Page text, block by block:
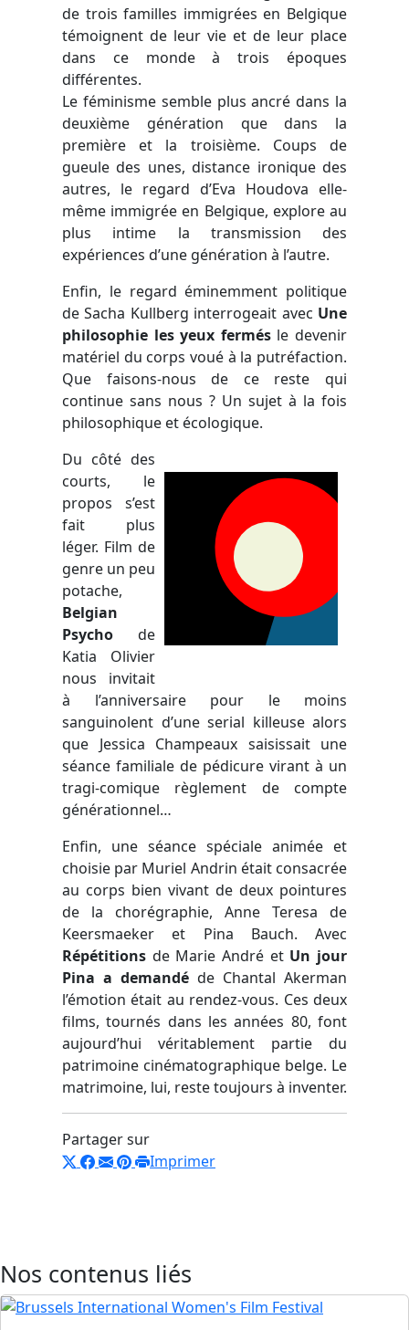
de trois familles immigrées en Belgique
témoignent de leur vie et de leur place
dans ce monde à trois époques
différentes.
Le féminisme semble plus ancré dans la
deuxième génération que dans la
première et la troisième. Coups de
gueule des unes, distance ironique des
autres, le regard d’Eva Houdova elle-
même immigrée en Belgique, explore au
plus intime la transmission des
expériences d’une génération à l’autre.
Enfin, le regard éminemment politique
de Sacha Kullberg interrogeait avec Une
philosophie les yeux fermés le devenir
matériel du corps voué à la putréfaction.
Que faisons-nous de ce reste qui
continue sans nous ? Un sujet à la fois
philosophique et écologique.
Du côté des
courts, le
propos s’est
fait plus
léger. Film de
genre un peu
potache,
Belgian
Psycho de
Katia Olivier
nous invitait
à l’anniversaire pour le moins
sanguinolent d’une serial killeuse alors
que Jessica Champeaux saisissait une
séance familiale de pédicure virant à un
tragi-comique règlement de compte
générationnel…
Enfin, une séance spéciale animée et
choisie par Muriel Andrin était consacrée
au corps bien vivant de deux pointures
de la chorégraphie, Anne Teresa de
Keersmaeker et Pina Bauch. Avec
Répétitions de Marie André et Un jour
Pina a demandé de Chantal Akerman
l’émotion était au rendez-vous. Ces deux
films, tournés dans les années 80, font
aujourd’hui véritablement partie du
patrimoine cinématographique belge. Le
matrimoine, lui, reste toujours à inventer.
Partager sur
Imprimer
Nos contenus liés